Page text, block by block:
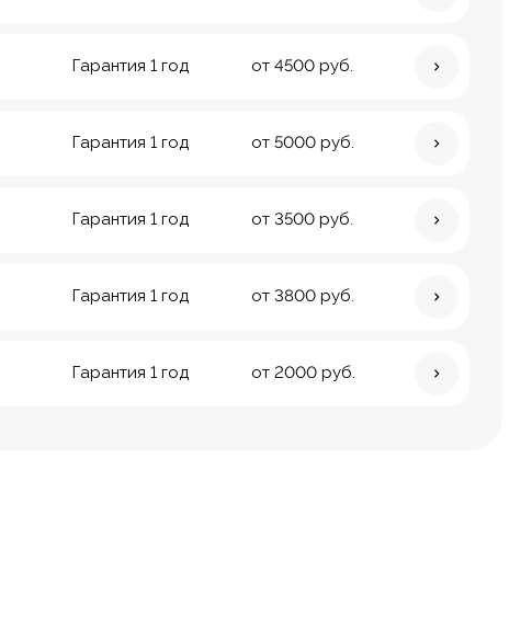
Гарантия 1 год от 4500 руб.
Гарантия 1 год от 5000 руб.
Гарантия 1 год от 3500 руб.
Гарантия 1 год от 3800 руб.
Гарантия 1 год от 2000 руб.